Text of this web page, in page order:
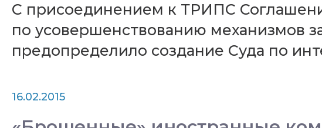
С присоединением к ТРИПС
по усовершенствованию механизмов
предопределило создание Суда по
16.02.2015